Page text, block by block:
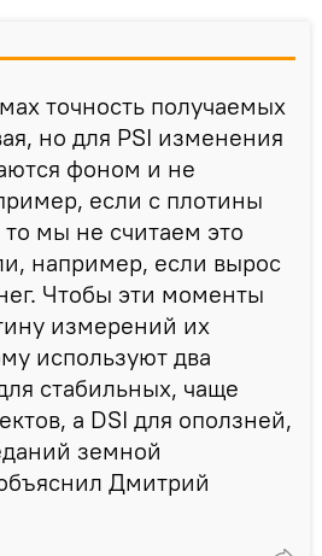
точность получаемых
но для PSI изменения
фоном и не
если с плотины
мы не считаем это
например, если вырос
Чтобы эти моменты
измерений их
используют два
стабильных, чаще
а DSI для оползней,
земной
Дмитрий